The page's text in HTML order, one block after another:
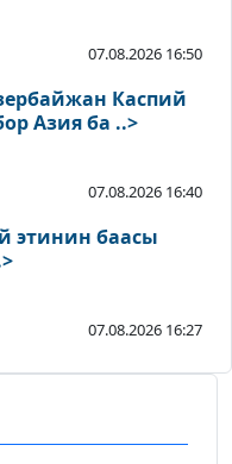
07.08.2026 16:50
Каспий
Азия ба ..>
07.08.2026 16:40
этинин баасы
07.08.2026 16:27